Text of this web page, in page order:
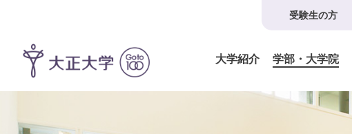
受験生の方
大学紹介 学部・大学院